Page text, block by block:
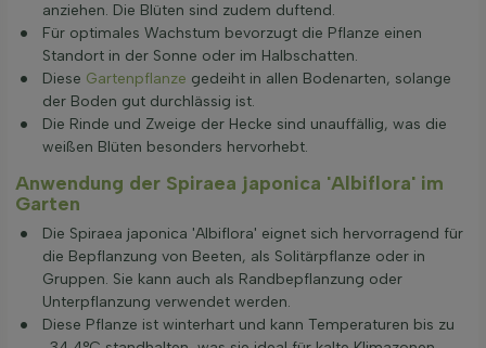
anziehen. Die Blüten sind zudem duftend.
Für optimales Wachstum bevorzugt die Pflanze einen
Standort in der Sonne oder im Halbschatten.
Diese Gartenpflanze gedeiht in allen Bodenarten, solange
der Boden gut durchlässig ist.
Die Rinde und Zweige der Hecke sind unauffällig, was die
weißen Blüten besonders hervorhebt.
Anwendung der Spiraea japonica 'Albiflora' im
Garten
Die Spiraea japonica 'Albiflora' eignet sich hervorragend für
die Bepflanzung von Beeten, als Solitärpflanze oder in
Gruppen. Sie kann auch als Randbepflanzung oder
Unterpflanzung verwendet werden.
Diese Pflanze ist winterhart und kann Temperaturen bis zu